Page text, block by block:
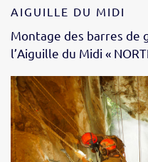
AIGUILLE DU MIDI
Montage des barres de
l’Aiguille du Midi «